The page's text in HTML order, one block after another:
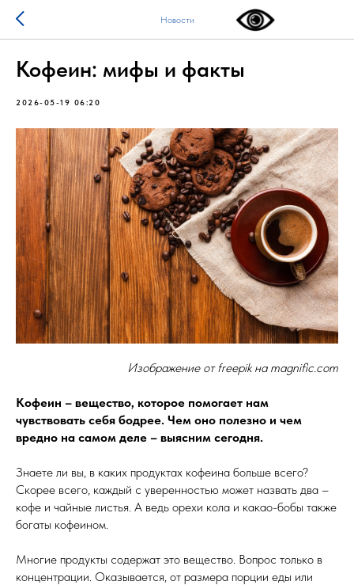
Новости
Кофеин: мифы и факты
2026-05-19 06:20
Изображение от freepik на magnific.com
Кофеин – вещество, которое помогает нам
чувствовать себя бодрее. Чем оно полезно и чем
вредно на самом деле – выясним сегодня.
Знаете ли вы, в каких продуктах кофеина больше всего?
Скорее всего, каждый с уверенностью может назвать два –
кофе и чайные листья. А ведь орехи кола и какао-бобы также
богаты кофеином.
Многие продукты содержат это вещество. Вопрос только в
концентрации. Оказывается, от размера порции еды или